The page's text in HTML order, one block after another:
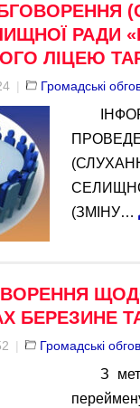
РАДИ
ЛІЦЕЮ
| Громадські
(ЗМІНУ…
БЕРЕЗИНЕ
| Громадські
З